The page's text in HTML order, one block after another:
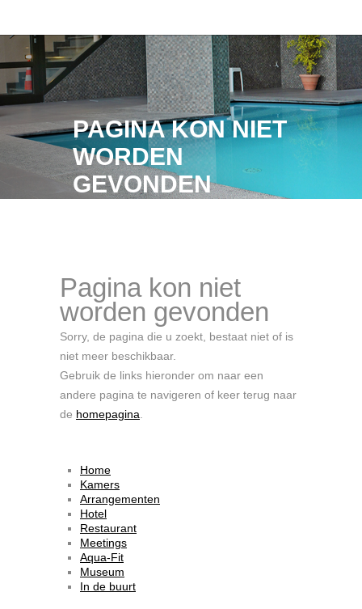
PAGINA KON NIET
WORDEN
GEVONDEN
Pagina kon niet
worden gevonden
Sorry, de pagina die u zoekt, bestaat niet of is
niet meer beschikbaar.
Gebruik de links hieronder om naar een
andere pagina te navigeren of keer terug naar
de homepagina
Home
Kamers
Arrangementen
Hotel
Restaurant
Meetings
Aqua-Fit
Museum
In de buurt